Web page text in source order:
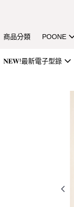
商品分類 POONE
𝐍𝐄𝐖!最新電子型錄